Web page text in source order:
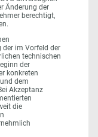
Änderung der
berechtigt,
der im Vorfeld der
technischen
der
konkreten
dem
Akzeptanz
die